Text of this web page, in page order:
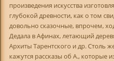
произведения искусства
глубокой древности, как о том
довольно сказочные, впрочем,
Дедала в Афинах, летающий
Архиты Тарентского и др. Столь
кажутся рассказы об А., которые